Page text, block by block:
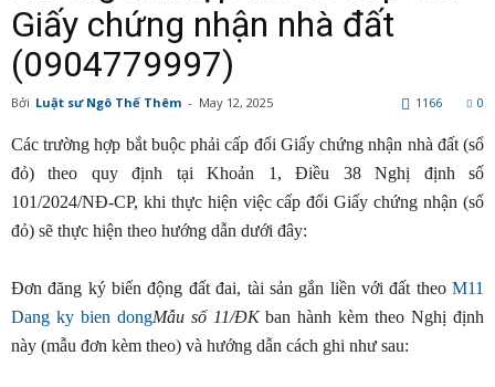
Giấy chứng nhận nhà đất
(0904779997)
Bởi Luật sư Ngô Thế Thêm - May 12, 2025 0
1166
Các trường hợp bắt buộc phải cấp đổi Giấy chứng nhận nhà đất (sổ
đỏ) theo quy định tại Khoản 1, Điều 38 Nghị định số
101/2024/NĐ-CP, khi thực hiện việc cấp đổi Giấy chứng nhận (sổ
đỏ) sẽ thực hiện theo hướng dẫn dưới đây:
Đơn đăng ký biến động đất đai, tài sản gắn liền với đất theo M11
Dang ky bien dongMẫu số 11/ĐKban hành kèm theo Nghị định
này (mẫu đơn kèm theo) và hướng dẫn cách ghi như sau: